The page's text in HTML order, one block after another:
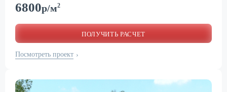
6800р/м2
ПОЛУЧИТЬ РАСЧЕТ
Посмотреть проект ›